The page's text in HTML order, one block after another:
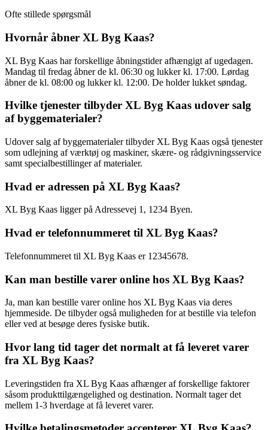
Ofte stillede spørgsmål
Hvornår åbner XL Byg Kaas?
XL Byg Kaas har forskellige åbningstider afhængigt af ugedagen.
Mandag til fredag åbner de kl. 06:30 og lukker kl. 17:00. Lørdag
åbner de kl. 08:00 og lukker kl. 12:00. De holder lukket søndag.
Hvilke tjenester tilbyder XL Byg Kaas udover salg
af byggematerialer?
Udover salg af byggematerialer tilbyder XL Byg Kaas også tjenester
som udlejning af værktøj og maskiner, skære- og rådgivningsservice
samt specialbestillinger af materialer.
Hvad er adressen på XL Byg Kaas?
XL Byg Kaas ligger på Adressevej 1, 1234 Byen.
Hvad er telefonnummeret til XL Byg Kaas?
Telefonnummeret til XL Byg Kaas er 12345678.
Kan man bestille varer online hos XL Byg Kaas?
Ja, man kan bestille varer online hos XL Byg Kaas via deres
hjemmeside. De tilbyder også muligheden for at bestille via telefon
eller ved at besøge deres fysiske butik.
Hvor lang tid tager det normalt at få leveret varer
fra XL Byg Kaas?
Leveringstiden fra XL Byg Kaas afhænger af forskellige faktorer
såsom produkttilgængelighed og destination. Normalt tager det
mellem 1-3 hverdage at få leveret varer.